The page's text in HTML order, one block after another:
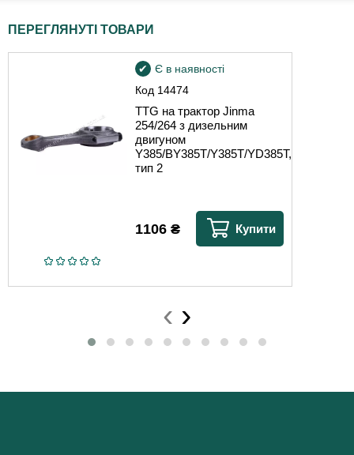
ПЕРЕГЛЯНУТІ ТОВАРИ
Код 14474
Є в наявності
TTG на трактор Jinma
254/264 з дизельним
двигуном
Y385/BY385T/Y385T/YD385T,
тип 2
1106 ₴ Купити
‹ ›